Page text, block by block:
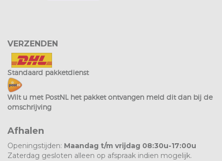
VERZENDEN
Standaard pakketdienst
Wilt u met PostNL het pakket ontvangen meld dit dan bij de
omschrijving
Afhalen
Openingstijden: Maandag t/m vrijdag 08:30u-17:00u
Zaterdag gesloten alleen op afspraak indien mogelijk.